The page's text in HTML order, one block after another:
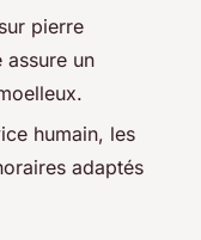
pierre
assure un
humain, les
adaptés